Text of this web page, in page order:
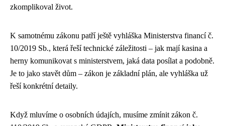
zkomplikoval život.
K samotnému zákonu patří ještě vyhláška Ministerstva financí č.
10/2019 Sb., která řeší technické záležitosti – jak mají kasina a
herny komunikovat s ministerstvem, jaká data posílat a podobně.
Je to jako stavět dům – zákon je základní plán, ale vyhláška už
řeší konkrétní detaily.
Když mluvíme o osobních údajích, musíme zmínit zákon č.